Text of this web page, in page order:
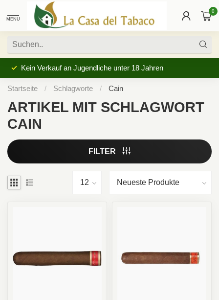
MENU
0
Kein Verkauf an Jugendliche unter 18 Jahren
Startseite / Schlagworte / Cain
ARTIKEL MIT SCHLAGWORT
CAIN
FILTER